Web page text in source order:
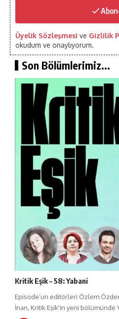
Üyelik Sözleşmesi ve Gizlilik
okudum ve onaylıyorum.
Son Bölümlerimiz...
Kritik Eşik – 58: Yabani
Episode’un editörleri Özlem
İnan, Kritik Eşik'in yeni bölümünde